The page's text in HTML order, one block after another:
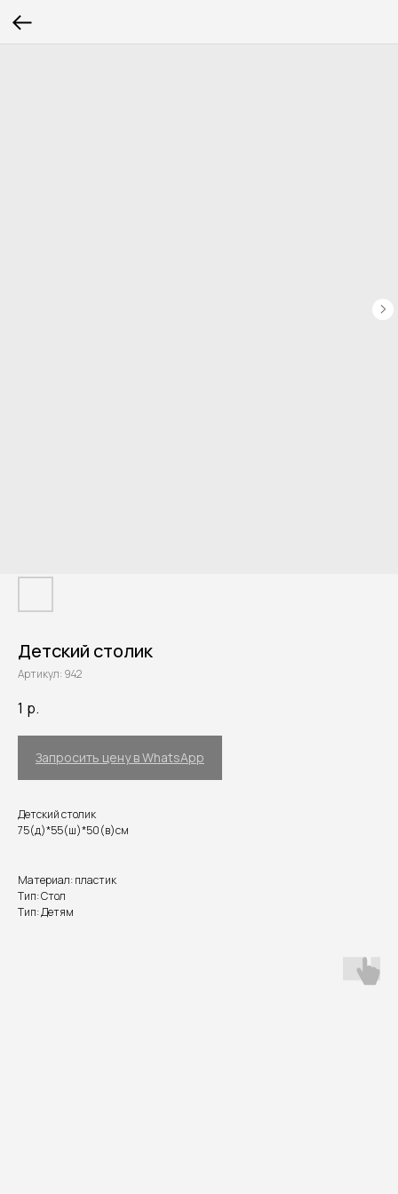
Детский столик
Артикул: 942
1 р.
Запросить цену в WhatsApp
Детский столик
75(д)*55(ш)*50(в)см
Материал: пластик
Тип: Стол
Тип: Детям